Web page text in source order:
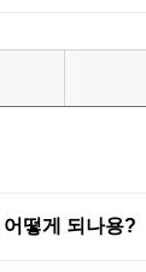
떻게 되나용?